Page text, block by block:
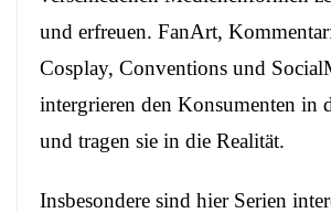
und erfreuen. FanArt,
Cosplay, Conventions und
intergrieren den Konsumenten in
und tragen sie in die Realität.
Insbesondere sind hier Serien